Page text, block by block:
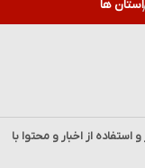
استان ها
و استفاده از اخبار و محتوا با